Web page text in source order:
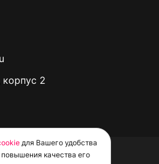
корпус 2
права защищены
для Вашего удобства
качества его